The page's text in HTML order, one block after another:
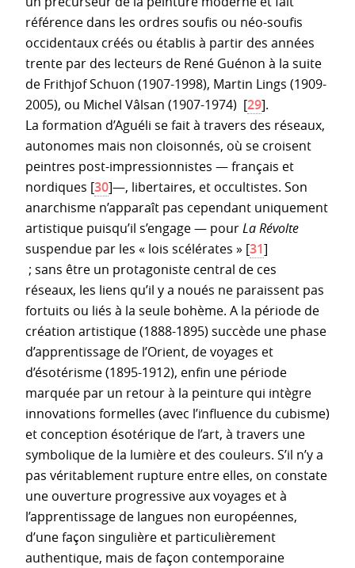
référence dans les ordres soufis ou néo-soufis
occidentaux créés ou établis à partir des années
trente par des lecteurs de René Guénon à la suite
de Frithjof Schuon (1907-1998), Martin Lings (1909-
2005), ou Michel Vâlsan (1907-1974) [29].
La formation d’Aguéli se fait à travers des réseaux,
autonomes mais non cloisonnés, où se croisent
peintres post-impressionnistes — français et
nordiques [30]—, libertaires, et occultistes. Son
anarchisme n’apparaît pas cependant uniquement
artistique puisqu’il s’engage — pourLa Révolte
suspendue par les « lois scélérates » [31]
; sans être un protagoniste central de ces
réseaux, les liens qu’il y a noués ne paraissent pas
fortuits ou liés à la seule bohème. A la période de
création artistique (1888-1895) succède une phase
d’apprentissage de l’Orient, de voyages et
d’ésotérisme (1895-1912), enfin une période
marquée par un retour à la peinture qui intègre
innovations formelles (avec l’influence du cubisme)
et conception ésotérique de l’art, à travers une
symbolique de la lumière et des couleurs. S’il n’y a
pas véritablement rupture entre elles, on constate
une ouverture progressive aux voyages et à
l’apprentissage de langues non européennes,
d’une façon singulière et particulièrement
authentique, mais de façon contemporaine